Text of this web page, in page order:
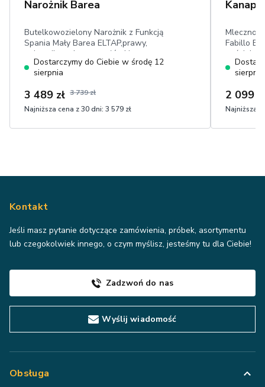
Narożnik Barea
Butelkowozielony Narożnik z Funkcją
Spania Mały Barea ELTAP,prawy,
pojemnik, ruchome zagłówki,
powierzchnia spania: 160 cm x 128 cm,
przyjemny w dotyku plusz
Dostarczymy do Ciebie w środę 12
sierpnia
3 489 zł 3 739 zł
Najniższa cena z 30 dni: 3 579 zł
Fabillo
pościel,
cm, dwa
w dotyku
sierpnia
2 099
Najniższa
Kontakt
Jeśli masz pytanie dotyczące zamówienia, próbek, asortymentu
lub czegokolwiek innego, o czym myślisz, jesteśmy tu dla Ciebie!
Zadzwoń do nas
Wyślij wiadomość
Obsługa